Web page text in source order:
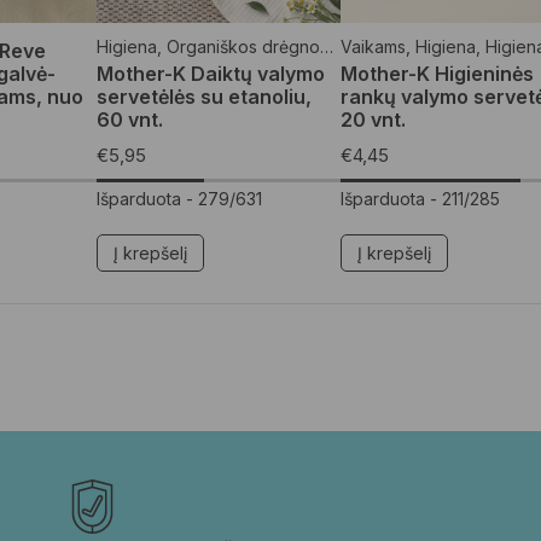
nuo
Higiena Organiškos drėgnos servetėlės ,Vaikams
Mother-K Daiktų valymo
servetėlės su etanoliu,
60 vnt.
€5,95
Išparduota - 279/631
Į krepšelį
Vaikams Higiena
Mother-K Higieninės
rankų valymo
20 vnt.
€4,45
Išparduota - 211/285
Į krepšelį